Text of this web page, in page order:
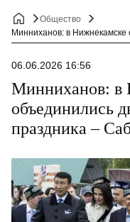
Общество
06.06.2026 16:56
Минниханов: в
объединились
праздника –